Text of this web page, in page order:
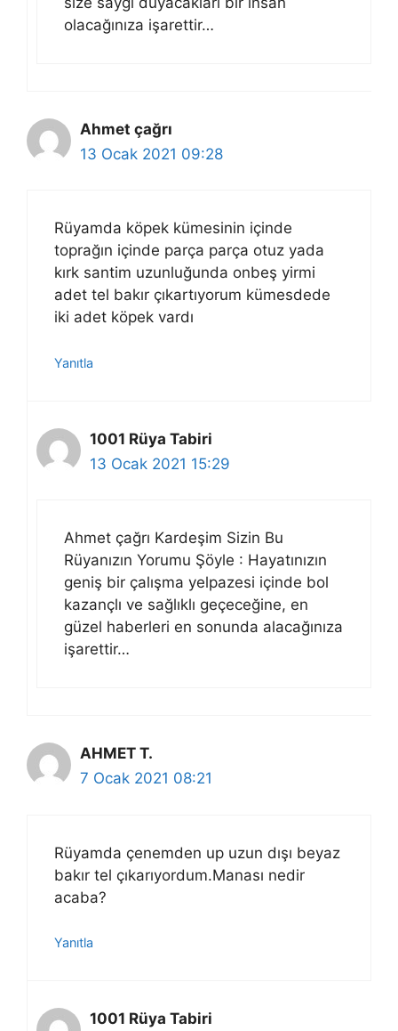
olacağınıza işarettir…
Ahmet çağrı
13 Ocak 2021 09:28
Rüyamda köpek kümesinin içinde
toprağın içinde parça parça otuz yada
kırk santim uzunluğunda onbeş yirmi
adet tel bakır çıkartıyorum kümesdede
iki adet köpek vardı
Yanıtla
1001 Rüya Tabiri
13 Ocak 2021 15:29
Ahmet çağrı Kardeşim Sizin Bu
Rüyanızın Yorumu Şöyle : Hayatınızın
geniş bir çalışma yelpazesi içinde bol
kazançlı ve sağlıklı geçeceğine, en
güzel haberleri en sonunda alacağınıza
işarettir…
AHMET T.
7 Ocak 2021 08:21
Rüyamda çenemden up uzun dışı beyaz
bakır tel çıkarıyordum.Manası nedir
acaba?
Yanıtla
1001 Rüya Tabiri